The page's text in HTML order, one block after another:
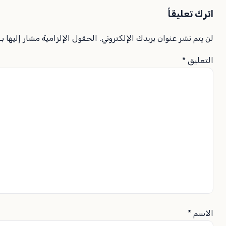
اترك تعليقاً
لن يتم نشر عنوان بريدك الإلكتروني. الحقول الإلزامية مشار إليها
التعليق*
الاسم*